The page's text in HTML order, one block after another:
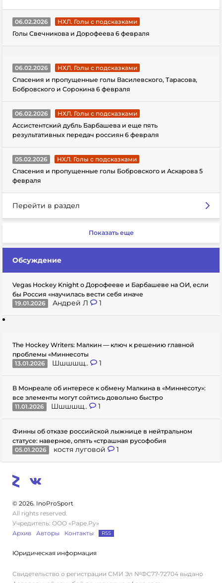
06.02.2026
НХЛ. Голы с подсказками
Голы Свечникова и Дорофеева 6 февраля
06.02.2026
НХЛ. Голы с подсказками
Спасения и пропущенные голы Василевского, Тарасова,
Бобровского и Сорокина 6 февраля
06.02.2026
НХЛ. Голы с подсказками
Ассистентский дубль Барбашева и еще пять
результативных передач россиян 6 февраля
05.02.2026
НХЛ. Голы с подсказками
Спасения и пропущенные голы Бобровского и Аскарова 5
февраля
Перейти в раздел
Показать еще
Обсуждение
Vegas Hockey Knight о Дорофееве и Барбашеве на ОИ, если
бы Россия «научилась вести себя иначе
19.01.2026
Андрей Л 1
The Hockey Writers: Малкин — ключ к решению главной
проблемы «Миннесоты
13.01.2026
Шшшшщ.. 1
В Монреале об интересе к обмену Малкина в «Миннесоту»:
все элементы могут сойтись довольно быстро
11.01.2026
Шшшшщ.. 1
Финны об отказе российской лыжнице в нейтральном
статусе: наверное, опять «страшная русофобия
05.01.2026
костя луговой 1
© 2026. InoProSport
All rights reserved.
Учредитель: ООО «Раре.Ру»
Архив
Авторы Контакты RSS
Юридическая информация
Свидетельство о регистрации СМИ Эл №ФС77-72704 выдано